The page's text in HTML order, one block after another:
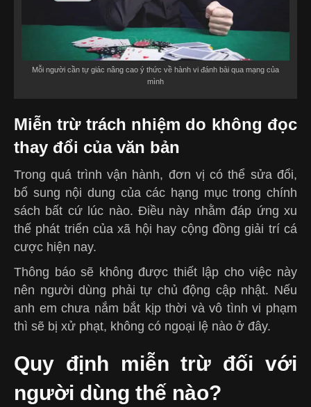
Mỗi người cần tự giác nâng cao ý thức về hành vi đánh bài qua mạng của
mình
Miễn trừ trách nhiệm do không đọc
thay đổi của văn bản
Trong quá trình vận hành, đơn vị có thể sửa đổi,
bổ sung nội dung của các hạng mục trong chính
sách bất cứ lúc nào. Điều này nhằm đáp ứng xu
thế phát triển của xã hội hay cộng đồng giải trí cá
cược hiện nay.
Thông báo sẽ không được thiết lập cho việc này
nên người dùng phải tự chủ động cập nhật. Nếu
anh em chưa nắm bắt kịp thời và vô tình vi phạm
thì sẽ bị xử phạt, không có ngoại lệ nào ở đây.
Quy định miễn trừ đối với
người dùng thế nào?